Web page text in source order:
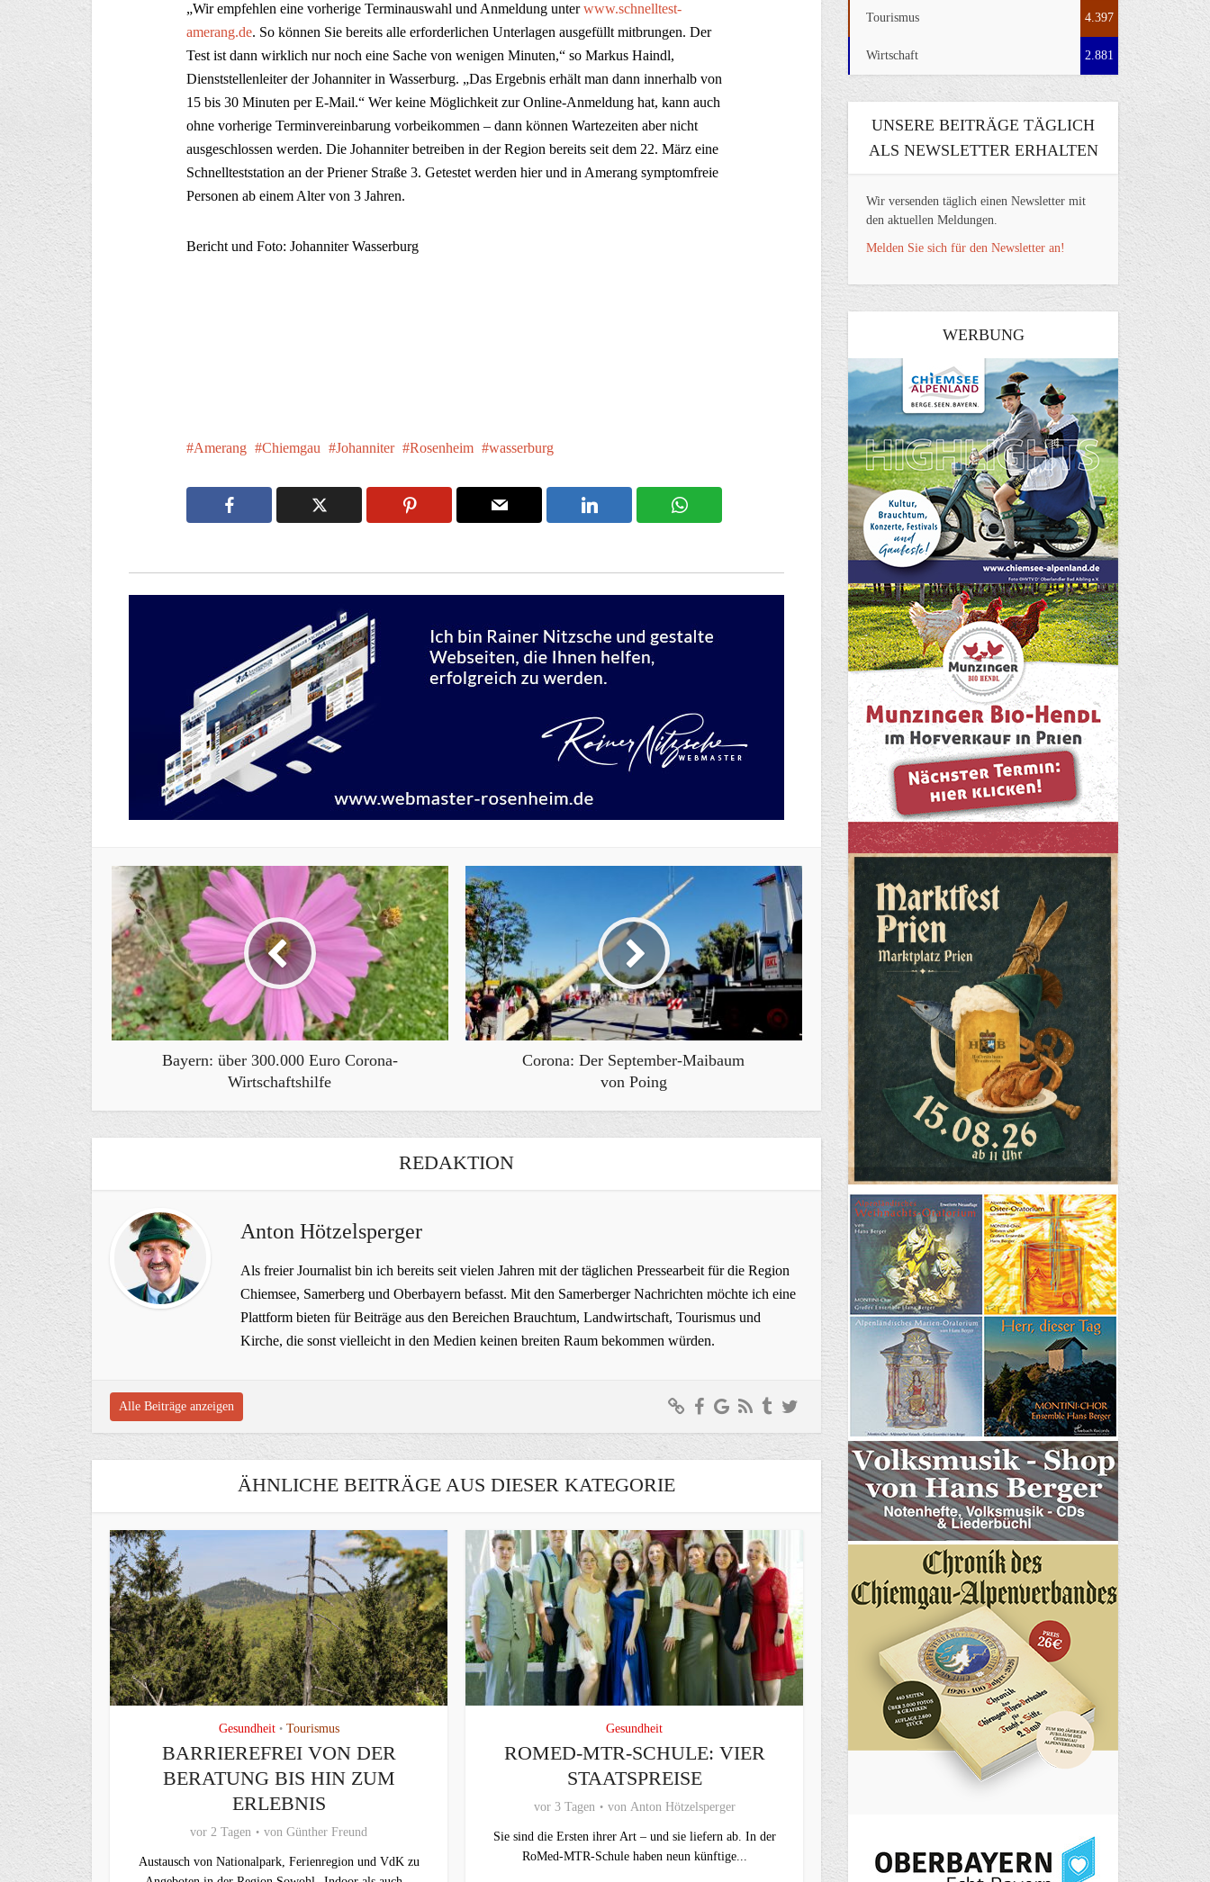
„Wir empfehlen eine vorherige Terminauswahl und Anmeldung unterwww.schnelltest-
amerang.de. So können Sie bereits alle erforderlichen Unterlagen ausgefüllt mitbrungen. Der
Test ist dann wirklich nur noch eine Sache von wenigen Minuten,“ so Markus Haindl,
Dienststellenleiter der Johanniter in Wasserburg. „Das Ergebnis erhält man dann innerhalb von
15 bis 30 Minuten per E-Mail.“ Wer keine Möglichkeit zur Online-Anmeldung hat, kann auch
ohne vorherige Terminvereinbarung vorbeikommen – dann können Wartezeiten aber nicht
ausgeschlossen werden. Die Johanniter betreiben in der Region bereits seit dem 22. März eine
Schnellteststation an der Priener Straße 3. Getestet werden hier und in Amerang symptomfreie
Personen ab einem Alter von 3 Jahren.
Bericht und Foto: Johanniter Wasserburg
Amerang Chiemgau Johanniter Rosenheim wasserburg
Bayern: über 300.000 Euro Corona-
Wirtschaftshilfe
Corona: Der September-Maibaum
von Poing
REDAKTION
Anton Hötzelsperger
Als freier Journalist bin ich bereits seit vielen Jahren mit der täglichen Pressearbeit für die Region
Chiemsee, Samerberg und Oberbayern befasst. Mit den Samerberger Nachrichten möchte ich eine
Plattform bieten für Beiträge aus den Bereichen Brauchtum, Landwirtschaft, Tourismus und
Kirche, die sonst vielleicht in den Medien keinen breiten Raum bekommen würden.
Alle Beiträge anzeigen
ÄHNLICHE BEITRÄGE AUS DIESER KATEGORIE
Gesundheit • Tourismus
BARRIEREFREI VON DER
BERATUNG BIS HIN ZUM
ERLEBNIS
vor 2 Tagen von Günther Freund
Austausch von Nationalpark, Ferienregion und VdK zu
Gesundheit
ROMED-MTR-SCHULE: VIER
STAATSPREISE
vor 3 Tagen von Anton Hötzelsperger
Sie sind die Ersten ihrer Art – und sie liefern ab. In der
RoMed-MTR-Schule haben neun künftige...
Tourismus 4.397
Wirtschaft 2.881
UNSERE BEITRÄGE TÄGLICH
ALS NEWSLETTER ERHALTEN
Wir versenden täglich einen Newsletter mit
den aktuellen Meldungen.
Melden Sie sich für den Newsletter an!
WERBUNG